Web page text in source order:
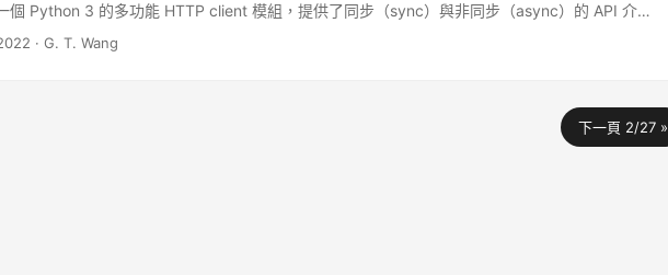
個 Python 3 的多功能 HTTP client 模組，提供了同步（sync）與非同步（async）的 API 介
1.1 與 HTTP/2，可以用來開發各種 HTTP 通訊相關的應用程式。 ...
· G. T. Wang
下一頁 2/27 »